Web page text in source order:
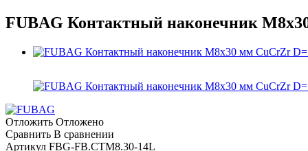
FUBAG Контактный наконечник
Отложить Отложено
Сравнить В сравнении
Артикул FBG-FB.CTM8.30-14L